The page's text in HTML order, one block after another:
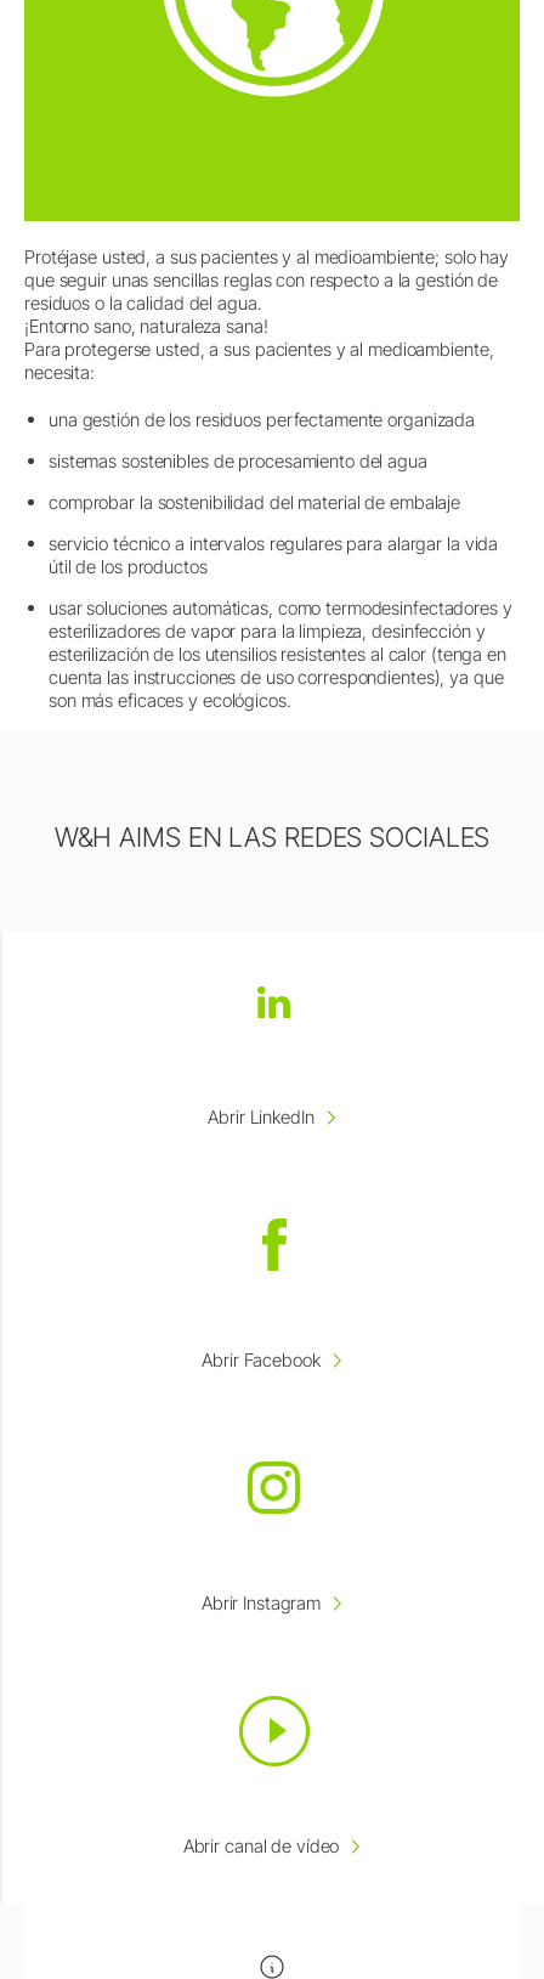
Protéjase usted, a sus pacientes y al medioambiente; solo hay
que seguir unas sencillas reglas con respecto a la gestión de
residuos o la calidad del agua.
¡Entorno sano, naturaleza sana!
Para protegerse usted, a sus pacientes y al medioambiente,
necesita:
una gestión de los residuos perfectamente organizada
sistemas sostenibles de procesamiento del agua
comprobar la sostenibilidad del material de embalaje
servicio técnico a intervalos regulares para alargar la vida
útil de los productos
usar soluciones automáticas, como termodesinfectadores y
esterilizadores de vapor para la limpieza, desinfección y
esterilización de los utensilios resistentes al calor (tenga en
cuenta las instrucciones de uso correspondientes), ya que
son más eficaces y ecológicos.
W&H AIMS EN LAS REDES SOCIALES
Abrir LinkedIn
Abrir Facebook
Abrir Instagram
Abrir canal de vídeo